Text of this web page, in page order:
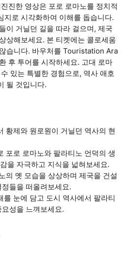
진한 영상은 포로 로마노를 정치적
지로 시각화하여 이해를 돕습니다.
이 거닐던 길을 따라 걸으며, 제국
상해보세요. 본 티켓에는 콜로세움
습니다. 바우처를 Touristation Ara
후 투어를 시작하세요. 고대 로마
있는 특별한 경험으로, 역사 애호
될 것입니다.
황제와 원로원이 거닐던 역사의 현
포로 로마노와 팔라티노 언덕의 생
을 자극하고 지식을 넓혀보세요.
의 옛 모습을 상상하며 제국을 건설
들을 떠올려보세요.
눈에 담고 도시 역사에서 팔라티
성을 느껴보세요.